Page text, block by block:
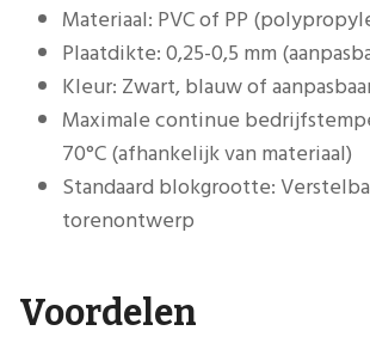
Materiaal: PVC of PP
Plaatdikte: 0,25-0,5 mm
Kleur: Zwart, blauw of
Maximale continue
70°C (afhankelijk van materiaal)
Standaard blokgrootte:
torenontwerp
Voordelen